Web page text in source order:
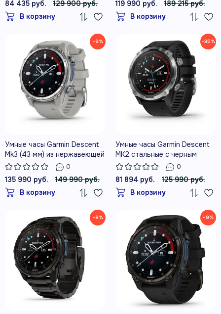
84 435 руб.
129 900 руб.
В корзину
119 990 руб.
189 215 руб.
В корзину
−9%
Умные часы Garmin Descent
Mk3 (43 мм) из нержавеющей
стали с силиконовым
туманно-серым ремешком
0
135 990 руб.
149 990 руб.
В корзину
−35%
Умные часы Garmin Descent
MK2 стальные с черным
ремешком
0
81 894 руб.
125 990 руб.
В корзину
−8% −9%